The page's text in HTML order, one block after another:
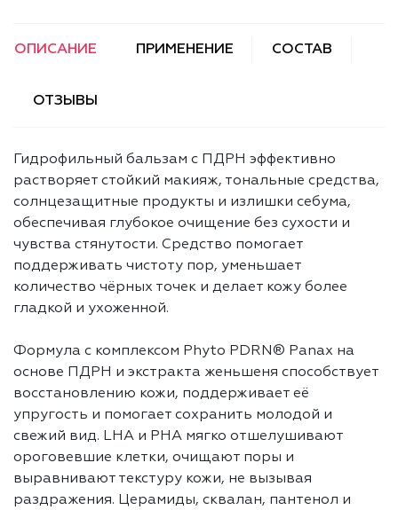
ОПИСАНИЕ ПРИМЕНЕНИЕ СОСТАВ
ОТЗЫВЫ
Гидрофильный бальзам с ПДРН эффективно
растворяет стойкий макияж, тональные средства,
солнцезащитные продукты и излишки себума,
обеспечивая глубокое очищение без сухости и
чувства стянутости. Средство помогает
поддерживать чистоту пор, уменьшает
количество чёрных точек и делает кожу более
гладкой и ухоженной.
Формула с комплексом Phyto PDRN® Panax на
основе ПДРН и экстракта женьшеня способствует
восстановлению кожи, поддерживает её
упругость и помогает сохранить молодой и
свежий вид. LHA и PHA мягко отшелушивают
ороговевшие клетки, очищают поры и
выравнивают текстуру кожи, не вызывая
раздражения. Церамиды, сквалан, пантенол и